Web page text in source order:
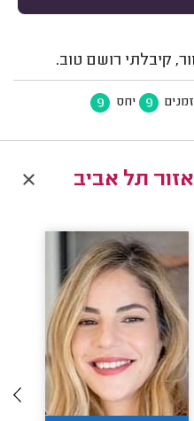
קיבלתי רושם טוב.
זמנים 9 יחס 9
תל אביב